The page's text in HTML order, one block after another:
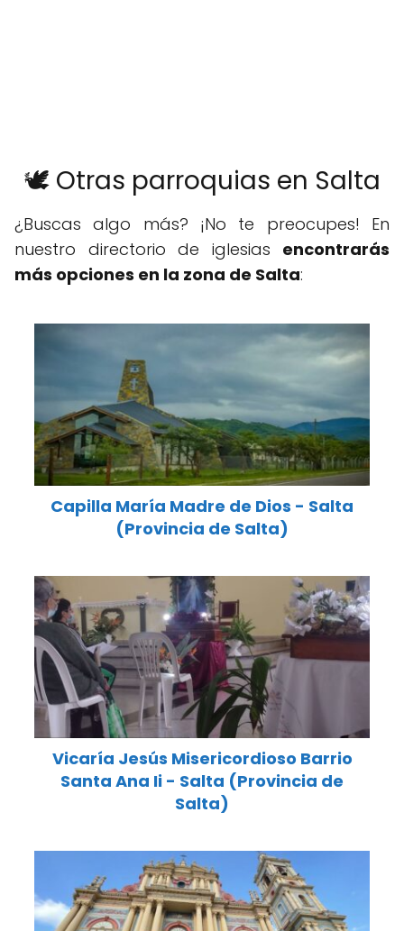
🕊️ Otras parroquias en Salta
¿Buscas algo más? ¡No te preocupes! En
nuestro directorio de iglesias encontrarás
más opciones en la zona de Salta:
Capilla María Madre de Dios - Salta
(Provincia de Salta)
Vicaría Jesús Misericordioso Barrio
Santa Ana Ii - Salta (Provincia de
Salta)